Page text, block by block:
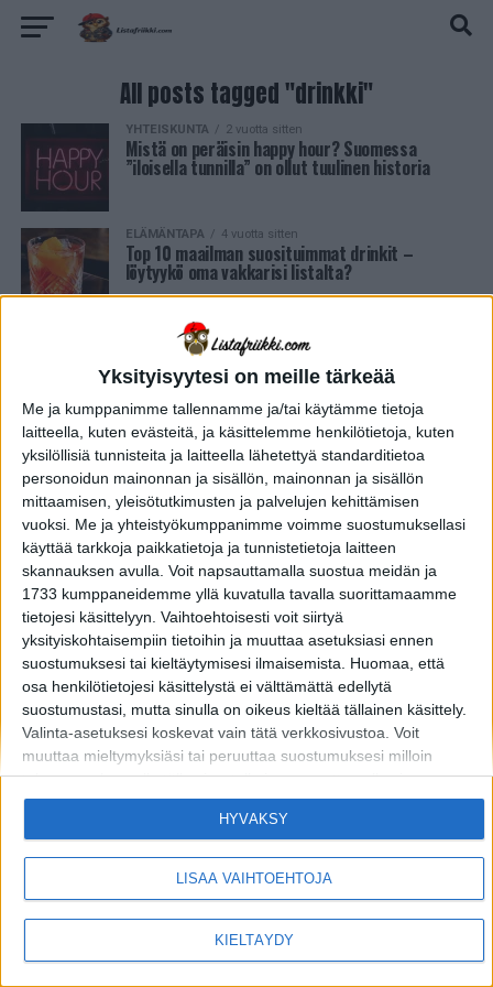
Yksityisyytesi on meille tärkeää
Me ja kumppanimme tallennamme ja/tai käytämme tietoja
laitteella, kuten evästeitä, ja käsittelemme henkilötietoja, kuten
yksilöllisiä tunnisteita ja laitteella lähetettyä standarditietoa
personoidun mainonnan ja sisällön, mainonnan ja sisällön
mittaamisen, yleisötutkimusten ja palvelujen kehittämisen
vuoksi. Me ja yhteistyökumppanimme voimme suostumuksellasi
käyttää tarkkoja paikkatietoja ja tunnistetietoja laitteen
skannauksen avulla. Voit napsauttamalla suostua meidän ja
1733 kumppaneidemme yllä kuvatulla tavalla suorittamaamme
tietojesi käsittelyyn. Vaihtoehtoisesti voit siirtyä
yksityiskohtaisempiin tietoihin ja muuttaa asetuksiasi ennen
suostumuksesi tai kieltäytymisesi ilmaisemista.
Huomaa, että
osa henkilötietojesi käsittelystä ei välttämättä edellytä
suostumustasi, mutta sinulla on oikeus kieltää tällainen käsittely.
Valinta-asetuksesi koskevat vain tätä verkkosivustoa. Voit
muuttaa mieltymyksiäsi tai peruuttaa suostumuksesi milloin
tahansa palaamalla tälle sivustolle ja napsauttamalla sivun
alaosassa olevaa "Yksityisyys" -painiketta.
Huomaa myös, että tämä verkkosivusto/sovellus käyttää yhtä tai
mukaan lukien, niihin kuitenkaan rajoittumatta,
verkkosivustolla/sovelluksessa vierailuusi tai niiden käyttöösi ja
niissä harjoittamaasi toimintaan/käyttäytymiseen liittyviä tietoja.
Alla olevassa Googlen suostumusosiossa voit antaa tai kieltää
suostumuksen Googlelle ja sen kolmannen osapuolen
LISÄÄ VAIHTOEHTOJA
KIELTÄYDY
HYVÄKSY
All posts tagged "drinkki"
YHTEISKUNTA 2 vuotta sitten
Mistä on peräisin happy hour? Suomessa
”iloisella tunnilla” on ollut tuulinen historia
ELÄMÄNTAPA 4 vuotta sitten
Top 10 maailman suosituimmat drinkit –
löytyykö oma vakkarisi listalta?
MIKÄ LISTAFRIIKKI?
HALUATKO MAINOSTAJAKSI LISTAFRIIKKIIN?
TIETOSUOJA JA EVÄSTEET
OTA YHTEYTTÄ
Copyright © 2026 Listamedia